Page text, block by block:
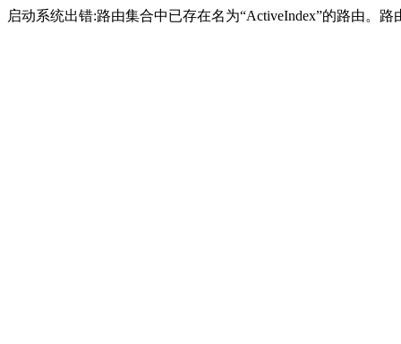
启动系统出错:路由集合中已存在名为“ActiveIndex”的路由。路